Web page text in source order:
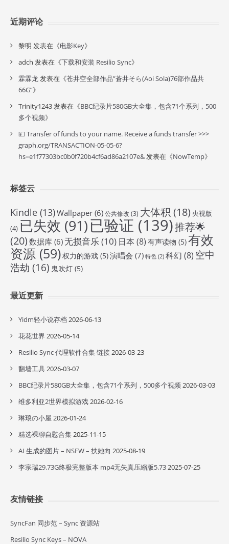
近期评论
黎明 发表在《电影Key》
adch 发表在《下载和安装 Resilio Sync》
霖霖龙发表在《苍井空全部作品”蒼井そら(Aoi Sola)76部作品共
66G”》
Trinity1243发表在《BBC纪录片580GB大全集，包含71个系列，500
多个视频》
💴 Transfer of funds to your name. Receive a funds transfer >>>
graph.org/TRANSACTION-05-05-6?
hs=e1f77303bc0b0f720b4cf6ad86a2107e&发表在《NowTemp》
标签云
Kindle (13)Wallpaper (6)公共修改 (3) 大体积 (18) 央视版
(4) 已失效 (91)已验证 (139)推荐🌟
(20) 数据库 (6) 无损音乐(10) 日本 (8) 有声读物 (5)有效
资源 (59)权力的游戏 (5)演唱会 (7) 特色 (2) 科幻 (8) 空中
浩劫 (16) 鬼吹灯 (5)
最近更新
Yidm轻小说存档 2026-06-13
花花世界 2026-05-14
Resilio Sync 代理软件合集 链接2026-03-23
翻墙工具2026-03-07
BBC纪录片580GB大全集，包含71个系列，500多个视频2026-03-03
维多利亚2世界模拟游戏2026-02-16
琳琅の小屋 2026-01-24
精选裸聊自慰合集2025-11-15
AI 生成的图片 – NSFW – 扶她向 2025-08-19
李宗瑞29.73G终极完整版本 mp4无失真压縮版5.732025-07-25
友情链接
SyncFan 同步范 – Sync 资源站
Resilio Sync Keys – NOVA